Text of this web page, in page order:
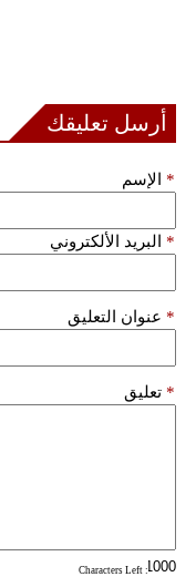
أرسل تعليقك
الإسم *
البريد الألكتروني *
عنوان التعليق *
تعليق *
: Characters Left